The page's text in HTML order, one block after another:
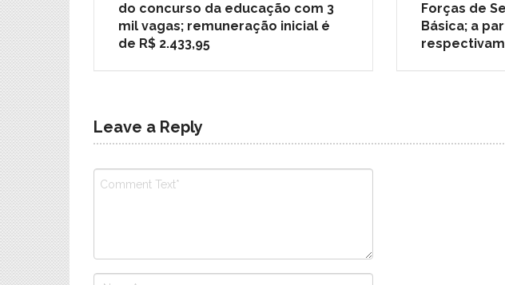
do concurso da educação com 3
mil vagas; remuneração inicial é
de R$ 2.433,95
Forças de
Básica; a
Leave a Reply